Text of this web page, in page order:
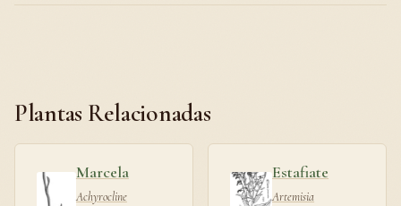
Plantas Relacionadas
Marcela
Achyrocline
Estafiate
Artemisia